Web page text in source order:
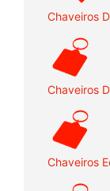
Chaveiros
Chaveiros
Chaveiros